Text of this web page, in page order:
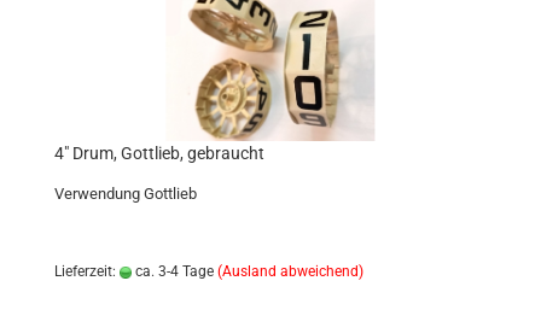
4" Drum, Gottlieb, gebraucht
Verwendung Gottlieb
Lieferzeit: ca. 3-4 Tage (Ausland abweichend)